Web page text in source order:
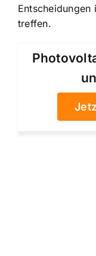
Entscheidungen
treffen.